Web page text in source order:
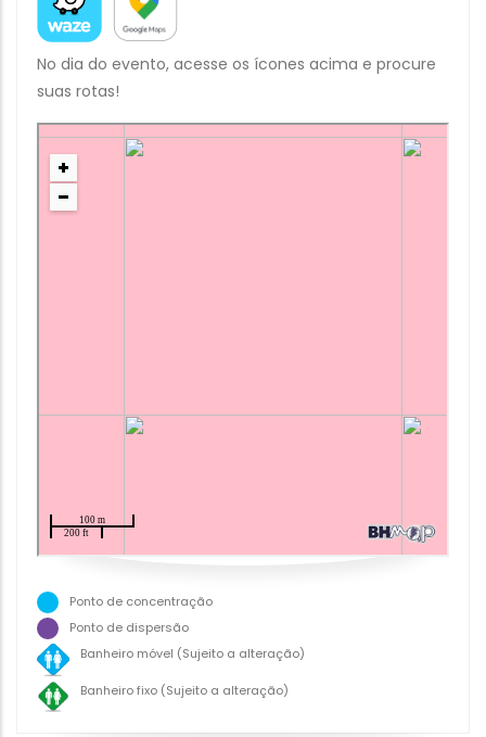
No dia do evento, acesse os ícones acima e procure
suas rotas!
Ponto de concentração
Ponto de dispersão
Banheiro móvel (Sujeito a alteração)
Banheiro fixo (Sujeito a alteração)